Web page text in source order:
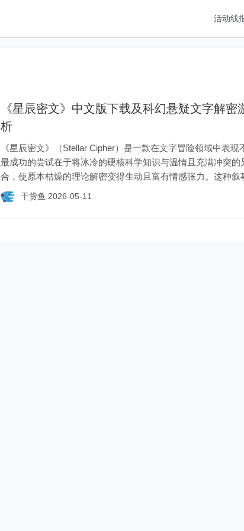
活动线
《星辰密文》中文版下载及科幻悬疑文字解密
析
《星辰密文》（Stellar Cipher）是一款在文字冒险领域中表现
最成功的尝试在于将冰冷的硬核科学知识与温情且充满冲突的
合，使原本枯燥的理论解密变得生动且富有情感张力。这种叙
家的代入感，也让每一次对“密文”的拆解都显得意义非凡，因
理的揭示，更关乎主角与家人的生死存亡。
干货鱼 2026-05-11